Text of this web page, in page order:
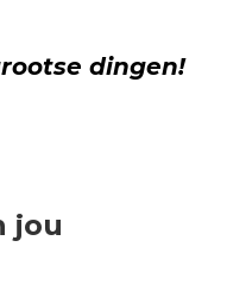
dingen!
jou